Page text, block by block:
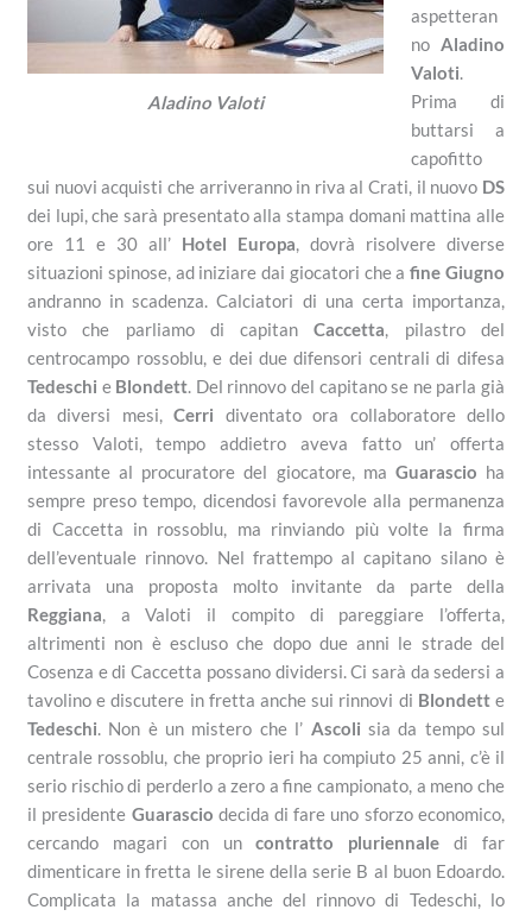
Aladino Valoti
aspetteran
no Aladino
Valoti.
Prima di
buttarsi a
capofitto
sui nuovi acquisti che arriveranno in riva al Crati, il nuovo DS
dei lupi, che sarà presentato alla stampa domani mattina alle
ore 11 e 30 all’ Hotel Europa, dovrà risolvere diverse
situazioni spinose, ad iniziare dai giocatori che afine Giugno
andranno in scadenza. Calciatori di una certa importanza,
visto che parliamo di capitanCaccetta, pilastro del
centrocampo rossoblu, e dei due difensori centrali di difesa
Tedeschi e Blondett. Del rinnovo del capitano se ne parla già
da diversi mesi,Cerri diventato ora collaboratore dello
stesso Valoti, tempo addietro aveva fatto un’ offerta
intessante al procuratore del giocatore, ma Guarascio ha
sempre preso tempo, dicendosi favorevole alla permanenza
di Caccetta in rossoblu, ma rinviando più volte la firma
dell’eventuale rinnovo. Nel frattempo al capitano silano è
arrivata una proposta molto invitante da parte della
Reggiana, a Valoti il compito di pareggiare l’offerta,
altrimenti non è escluso che dopo due anni le strade del
Cosenza e di Caccetta possano dividersi. Ci sarà da sedersi a
tavolino e discutere in fretta anche sui rinnovi di Blondette
Tedeschi. Non è un mistero che l’ Ascoli sia da tempo sul
centrale rossoblu, che proprio ieri ha compiuto 25 anni, c’è il
serio rischio di perderlo a zero a fine campionato, a meno che
il presidente Guarascio decida di fare uno sforzo economico,
cercando magari con uncontratto pluriennale di far
dimenticare in fretta le sirene della serie B al buon Edoardo.
Complicata la matassa anche del rinnovo di Tedeschi, lo